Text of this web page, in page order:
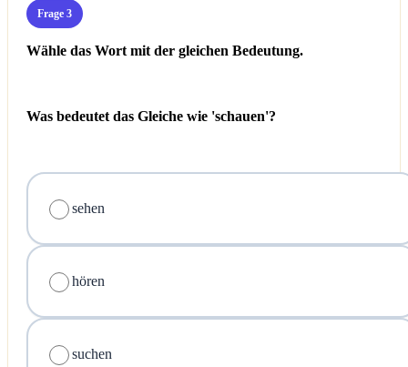
Frage 3
Wähle das Wort mit der gleichen Bedeutung.
Was bedeutet das Gleiche wie 'schauen'?
sehen
hören
suchen